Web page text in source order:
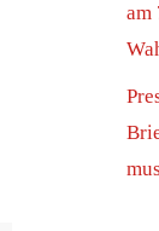
am